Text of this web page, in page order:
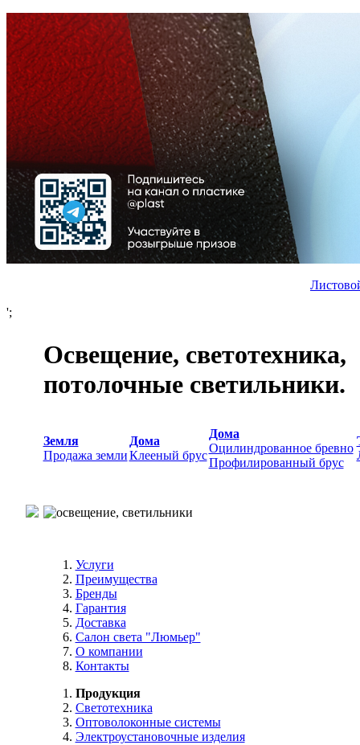
';
Освещение, светотехника,
потолочные светильники.
Земля
Продажа земли
Дома
Клееный брус
Дома
Оцилиндрованное бревно
Профилированный брус
Услуги
Преимущества
Бренды
Гарантия
Доставка
Салон света "Люмьер"
О компании
Контакты
Продукция
Светотехника
Оптоволоконные системы
Электроустановочные изделия